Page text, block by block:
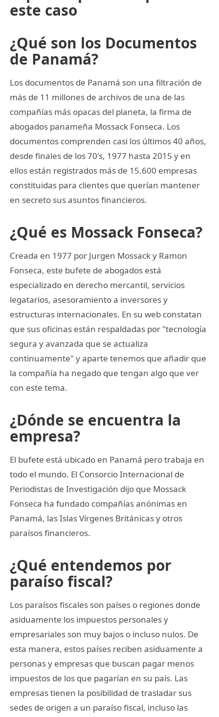
este caso
¿Qué son los Documentos
de Panamá?
Los documentos de Panamá son una filtración de
más de 11 millones de archivos de una de las
compañías más opacas del planeta, la firma de
abogados panameña Mossack Fonseca. Los
documentos comprenden casi los últimos 40 años,
desde finales de los 70's, 1977 hasta 2015 y en
ellos están registrados más de 15.600 empresas
constituidas para clientes que querían mantener
en secreto sus asuntos financieros.
¿Qué es Mossack Fonseca?
Creada en 1977 por Jurgen Mossack y Ramon
Fonseca, este bufete de abogados está
especializado en derecho mercantil, servicios
legatarios, asesoramiento a inversores y
estructuras internacionales. En su web constatan
que sus oficinas están respaldadas por "tecnología
segura y avanzada que se actualiza
continuamente" y aparte tenemos que añadir que
la compañía ha negado que tengan algo que ver
con este tema.
¿Dónde se encuentra la
empresa?
El bufete está ubicado en Panamá pero trabaja en
todo el mundo. El Consorcio Internacional de
Periodistas de Investigación dijo que Mossack
Fonseca ha fundado compañías anónimas en
Panamá, las Islas Vírgenes Británicas y otros
paraísos financieros.
¿Qué entendemos por
paraíso fiscal?
Los paraísos fiscales son países o regiones donde
asiduamente los impuestos personales y
empresariales son muy bajos o incluso nulos. De
esta manera, estos países reciben asiduamente a
personas y empresas que buscan pagar menos
impuestos de los que pagarían en su país. Las
empresas tienen la posibilidad de trasladar sus
sedes de origen a un paraíso fiscal, incluso las